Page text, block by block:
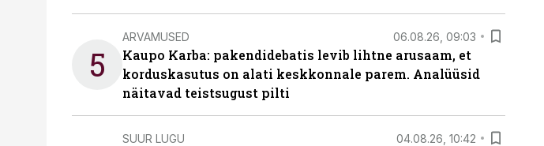
5
ARVAMUSED 06.08.26, 09:03
Kaupo Karba: pakendidebatis levib lihtne arusaam, et
korduskasutus on alati keskkonnale parem. Analüüsid
näitavad teistsugust pilti
SUUR LUGU 04.08.26, 10:42